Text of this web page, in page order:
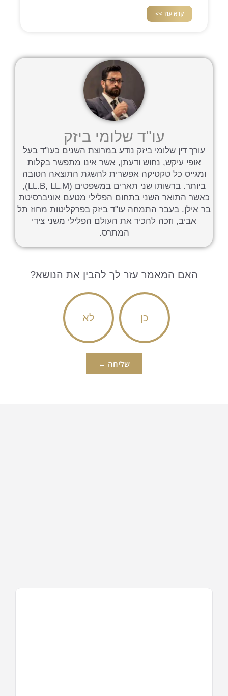
קרא עוד >>
עו"ד שלומי ביזק
עורך דין שלומי ביזק נודע במרוצת השנים כעו"ד בעל
אופי עיקש, נחוש ודעתן, אשר אינו מתפשר בקלות
ומגייס כל טקטיקה אפשרית להשגת התוצאה הטובה
ביותר. ברשותו שני תארים במשפטים (LL.B, LL.M),
כאשר התואר השני בתחום הפלילי מטעם אוניברסיטת
בר אילן. בעבר התמחה עו"ד ביזק בפרקליטות מחוז תל
אביב, וזכה להכיר את העולם הפלילי משני צידי
המתרס.
האם המאמר עזר לך להבין את הנושא?
כן לא
שליחה ←